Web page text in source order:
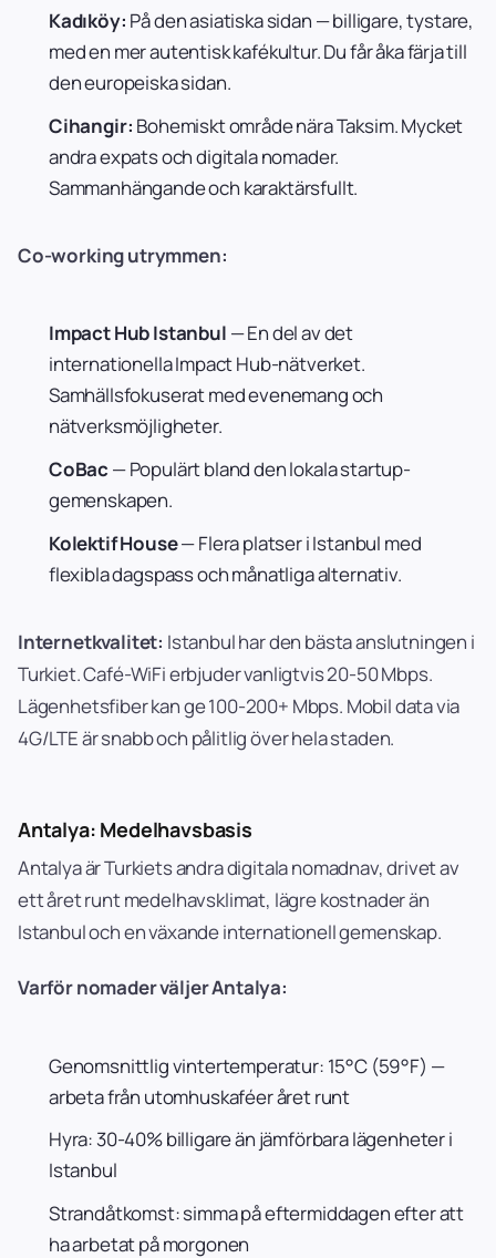
Kadıköy: På den asiatiska sidan — billigare, tystare,
med en mer autentisk kafékultur. Du får åka färja till
den europeiska sidan.
Cihangir: Bohemiskt område nära Taksim. Mycket
andra expats och digitala nomader.
Sammanhängande och karaktärsfullt.
Co-working utrymmen:
Impact Hub Istanbul — En del av det
internationella Impact Hub-nätverket.
Samhällsfokuserat med evenemang och
nätverksmöjligheter.
CoBac — Populärt bland den lokala startup-
gemenskapen.
Kolektif House— Flera platser i Istanbul med
flexibla dagspass och månatliga alternativ.
Internetkvalitet: Istanbul har den bästa anslutningen i
Turkiet. Café-WiFi erbjuder vanligtvis 20-50 Mbps.
Lägenhetsfiber kan ge 100-200+ Mbps. Mobil data via
4G/LTE är snabb och pålitlig över hela staden.
Antalya: Medelhavsbasis
Antalya är Turkiets andra digitala nomadnav, drivet av
ett året runt medelhavsklimat, lägre kostnader än
Istanbul och en växande internationell gemenskap.
Varför nomader väljer Antalya:
Genomsnittlig vintertemperatur: 15°C (59°F) —
arbeta från utomhuskaféer året runt
Hyra: 30-40% billigare än jämförbara lägenheter i
Istanbul
Strandåtkomst: simma på eftermiddagen efter att
ha arbetat på morgonen